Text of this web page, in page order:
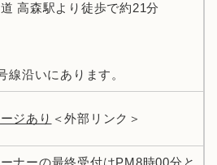
高森駅より徒歩で約21分
線沿いにあります。
ジあり ＜外部リンク＞